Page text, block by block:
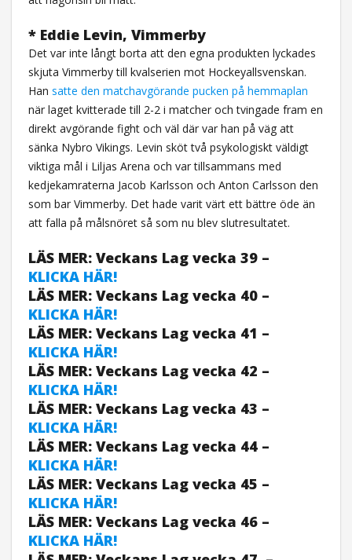
* Eddie Levin, Vimmerby
Det var inte långt borta att den egna produkten lyckades
skjuta Vimmerby till kvalserien mot Hockeyallsvenskan.
Han satte den matchavgörande pucken på hemmaplan
när laget kvitterade till 2-2 i matcher och tvingade fram en
direkt avgörande fight och väl där var han på väg att
sänka Nybro Vikings. Levin sköt två psykologiskt väldigt
viktiga mål i Liljas Arena och var tillsammans med
kedjekamraterna Jacob Karlsson och Anton Carlsson den
som bar Vimmerby. Det hade varit värt ett bättre öde än
att falla på målsnöret så som nu blev slutresultatet.
LÄS MER: Veckans Lag vecka 39 –
KLICKA HÄR!
LÄS MER: Veckans Lag vecka 40 –
KLICKA HÄR!
LÄS MER: Veckans Lag vecka 41 –
KLICKA HÄR!
LÄS MER: Veckans Lag vecka 42 –
KLICKA HÄR!
LÄS MER: Veckans Lag vecka 43 –
KLICKA HÄR!
LÄS MER: Veckans Lag vecka 44 –
KLICKA HÄR!
LÄS MER: Veckans Lag vecka 45 –
KLICKA HÄR!
LÄS MER: Veckans Lag vecka 46 –
KLICKA HÄR!